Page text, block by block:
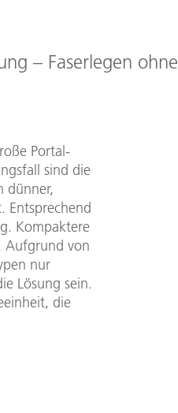
– Faserlegen ohne
Portal-
sind die
dünner,
Entsprechend
Kompaktere
Aufgrund von
nur
Lösung sein.
die